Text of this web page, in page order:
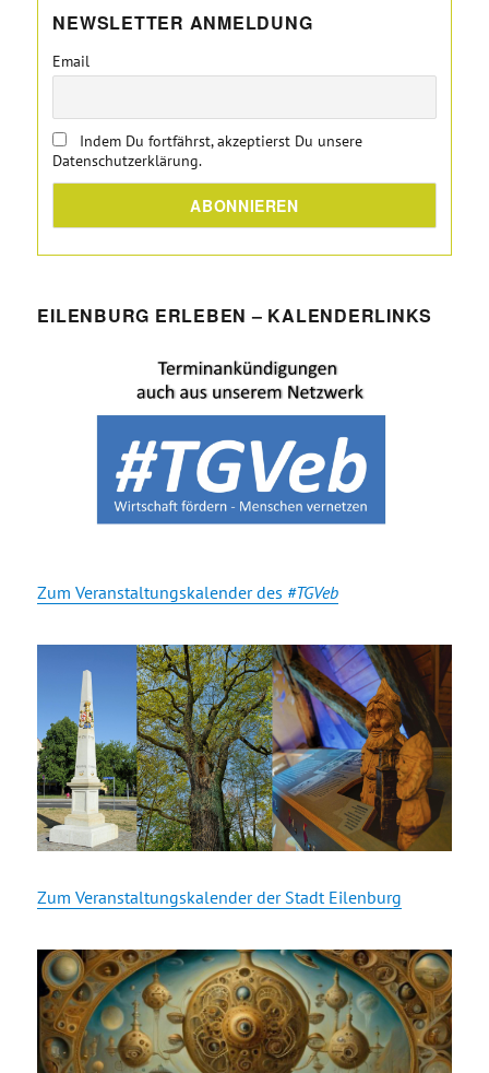
NEWSLETTER ANMELDUNG
Email
Indem Du fortfährst, akzeptierst Du unsere
Datenschutzerklärung.
EILENBURG ERLEBEN – KALENDERLINKS
Zum Veranstaltungskalender des #TGVeb
Zum Veranstaltungskalender der Stadt Eilenburg